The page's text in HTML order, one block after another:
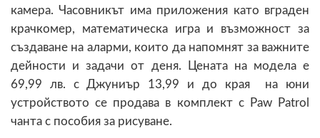
камера. Часовникът има приложения като вграден
крачкомер, математическа игра и възможност за
създаване на аларми, които да напомнят за важните
дейности и задачи от деня. Цената на модела е
69,99 лв. с Джуниър 13,99 и до края на юни
устройството се продава в комплект с Paw Patrol
чанта с пособия за рисуване.